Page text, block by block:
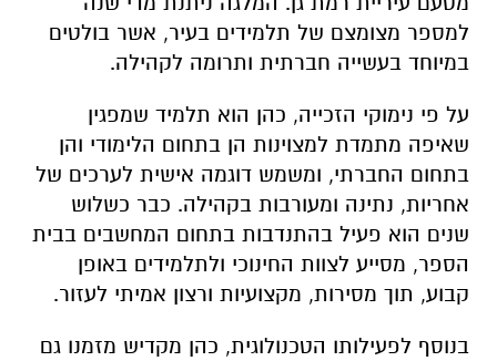
למספר מצומצם של תלמידים בעיר, אשר בולטים
במיוחד בעשייה חברתית ותרומה לקהילה.
על פי נימוקי הזכייה, כהן הוא תלמיד שמפגין
שאיפה מתמדת למצוינות הן בתחום הלימודי והן
בתחום החברתי, ומשמש דוגמה אישית לערכים של
אחריות, נתינה ומעורבות בקהילה. כבר כשלוש
שנים הוא פעיל בהתנדבות בתחום המחשבים בבית
הספר, מסייע לצוות החינוכי ולתלמידים באופן
קבוע, תוך מסירות, מקצועיות ורצון אמיתי לעזור.
בנוסף לפעילותו הטכנולוגית, כהן מקדיש מזמנו גם